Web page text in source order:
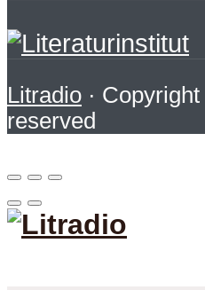
Litradio ·
reserved